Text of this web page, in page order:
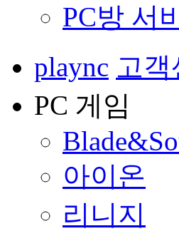
PC방 서
plaync 고객
PC 게임
아이온
리니지